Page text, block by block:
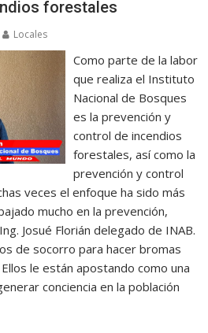
forestales
Locales
Como parte de la labor
que realiza el Instituto
Nacional de Bosques
es la prevención y
control de incendios
forestales, así como la
prevención y control
veces el enfoque ha sido más
mucho en la prevención,
Josué Florián delegado de INAB.
de socorro para hacer bromas
le están apostando como una
conciencia en la población